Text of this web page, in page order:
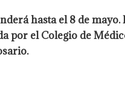
hasta el 8 de
el Colegio de